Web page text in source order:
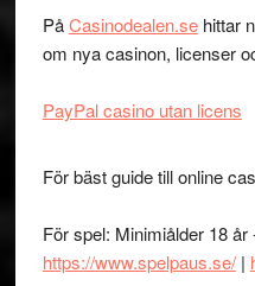
PåCasinodealen.sehittar
om nya casinon, licenser
PayPal casino utan licens
För bäst guide till online
För spel: Minimiålder 18
https://www.spelpaus.se/|